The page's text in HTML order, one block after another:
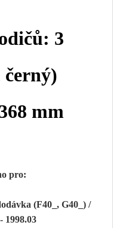
3
černý)
mm
pro:
(F40_, G40_) /
1998.03